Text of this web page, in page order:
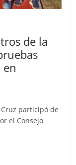
de la
en
participó de
el Consejo